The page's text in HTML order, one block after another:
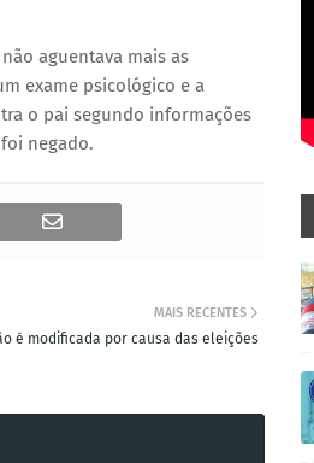
aguentava mais as
exame psicológico e a
o pai segundo informações
negado.
MAIS RECENTES
é modificada por causa das eleições